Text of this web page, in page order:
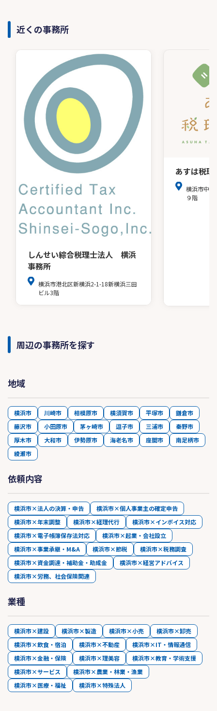
近くの事務所
しんせい綜合税理士法人 横浜
事務所
横浜市港北区新横浜2-1-18新横浜三田
ビル3階
あすは税理
横浜市中区
９階
周辺の事務所を探す
地域
横浜市 川崎市 相模原市 横須賀市 平塚市
鎌倉市
藤沢市
小田原市 茅ヶ崎市 逗子市 三浦市
秦野市
厚木市
大和市 伊勢原市 海老名市 座間市
南足柄市
綾瀬市
依頼内容
横浜市×法人の決算・申告
横浜市×個人事業主の確定申告
横浜市×年末調整
横浜市×経理代行
横浜市×インボイス対応
横浜市×電子帳簿保存法対応
横浜市×起業・会社設立
横浜市×事業承継・M&A
横浜市×節税
横浜市×税務調査
横浜市×資金調達・補助金・助成金
横浜市×経営アドバイス
横浜市×労務、社会保険関連
業種
横浜市×建設 横浜市×製造 横浜市×小売
横浜市×卸売
横浜市×飲食・宿泊
横浜市×不動産
横浜市×IT・情報通信
横浜市×金融・保険
横浜市×理美容
横浜市×教育・学術支援
横浜市×サービス
横浜市×農業・林業・漁業
横浜市×医療・福祉
横浜市×特殊法人